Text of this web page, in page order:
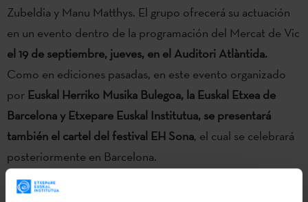
Zubeldia y Manu Matthys. El grupo ofrecerá su actuación
en un evento dentro de la programación del Mercat de Vic
el 19 de septiembre, jueves, en el Auditori Atlàntida.
Como en ediciones pasadas, en este evento organizado
por Euskal Herriko Musika Bulegoa, la Euskal Etxea de
Barcelona y Etxepare Euskal Institutua, se presentará
también el cartel del festival EH Sona, el cual se celebrará
posteriormente en Barcelona.
Asimismo, el Mercat de Música Viva de Vic contará con las